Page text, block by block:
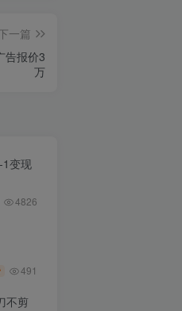
一篇
告报价3
万
1变现
4826
491
不剪